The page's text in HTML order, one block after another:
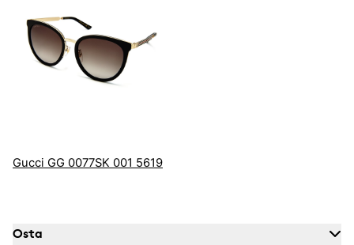
Gucci GG 0077SK 001 5619
Osta